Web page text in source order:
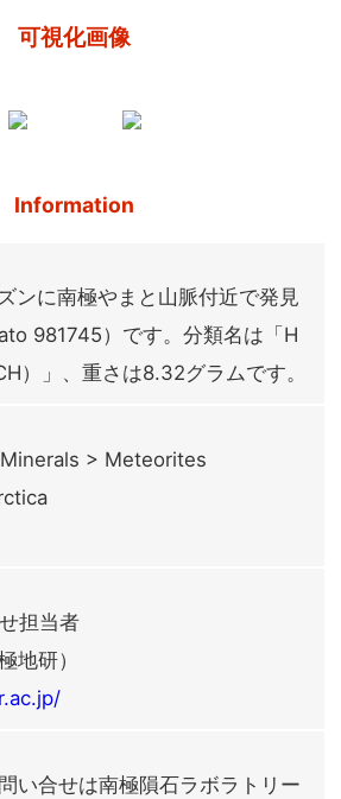
可視化画像
Information
ンに南極やまと山脈付近で発見
981745）です。分類名は「H
）」、重さは8.32グラムです。
> Meteorites
担当者
地研）
い合せは南極隕石ラボラトリー